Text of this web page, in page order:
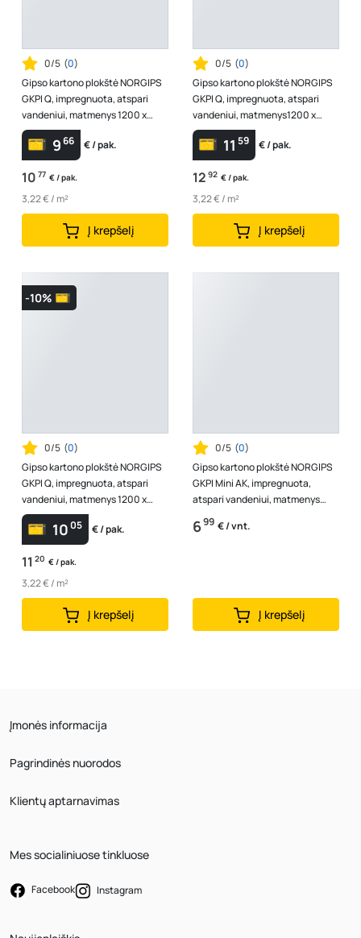
0/5 (0)
Gipso kartono plokštė NORGIPS
GKPI Q, impregnuota, atspari
vandeniui, matmenys 1200 x
2500 x 12,5 mm, 1 vnt - 3,0 m2
966 € / pak.
10 77 € / pak.
3,22 € / m²
Į krepšelį
0/5 (0)
Gipso kartono plokštė NORGIPS
GKPI Q, impregnuota, atspari
vandeniui, matmenys1200 x
3000 x 12,5 mm, 1 vnt - 3,60 m2
11 59 € / pak.
12 92 € / pak.
3,22 € / m²
Į krepšelį
-10%
0/5 (0)
Gipso kartono plokštė NORGIPS
GKPI Q, impregnuota, atspari
vandeniui, matmenys 1200 x
2600 x 12,5 mm, 1 vnt - 3,12 m2
1005 € / pak.
11 20 € / pak.
3,22 € / m²
Į krepšelį
0/5 (0)
Gipso kartono plokštė NORGIPS
GKPI Mini AK, impregnuota,
atspari vandeniui, matmenys
1300 x 900 x 12,5 mm, 1vnt - 1,17
m...
699 € / vnt.
Į krepšelį
Įmonės informacija
Pagrindinės nuorodos
Klientų aptarnavimas
Mes socialiniuose tinkluose
Facebook Instagram